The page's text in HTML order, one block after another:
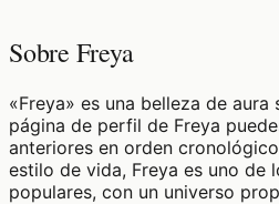
Sobre Freya
«Freya» es una belleza de aura
página de perfil de Freya
anteriores en orden
estilo de vida, Freya es uno de
populares, con un universo